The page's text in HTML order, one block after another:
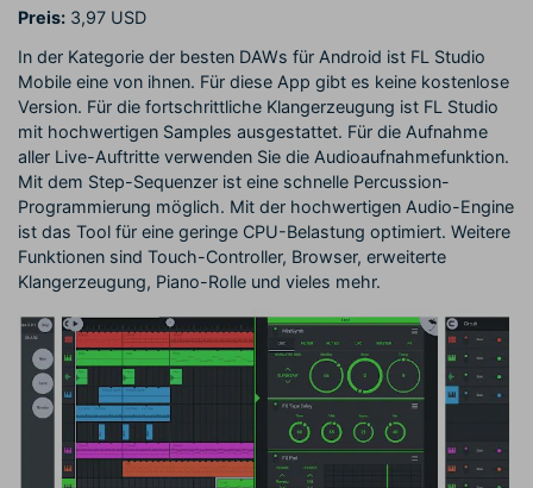
Preis: 3,97 USD
In der Kategorie der besten DAWs für Android ist FL Studio
Mobile eine von ihnen. Für diese App gibt es keine kostenlose
Version. Für die fortschrittliche Klangerzeugung ist FL Studio
mit hochwertigen Samples ausgestattet. Für die Aufnahme
aller Live-Auftritte verwenden Sie die Audioaufnahmefunktion.
Mit dem Step-Sequenzer ist eine schnelle Percussion-
Programmierung möglich. Mit der hochwertigen Audio-Engine
ist das Tool für eine geringe CPU-Belastung optimiert. Weitere
Funktionen sind Touch-Controller, Browser, erweiterte
Klangerzeugung, Piano-Rolle und vieles mehr.